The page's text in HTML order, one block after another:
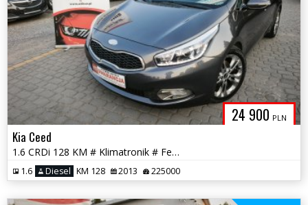
24 900 PLN
Kia Ceed
1.6 CRDi 128 KM # Klimatronik # Felga # Chrom # Piękna! # GWARANCJA!!
1.6 Diesel KM 128 2013 225000